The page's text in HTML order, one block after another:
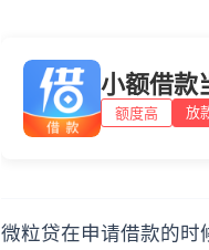
小额借款
额度高 放
微粒贷在申请借款的时